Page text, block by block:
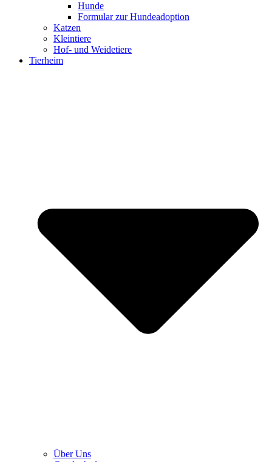
Hunde
Formular zur Hundeadoption
Katzen
Kleintiere
Hof- und Weidetiere
Tierheim
Über Uns